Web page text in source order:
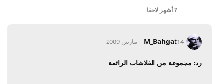
7 أشهر لاحقا
M_Bahgat14 مارس 2009
رد: مجموعة من الفلاشات الرائعة